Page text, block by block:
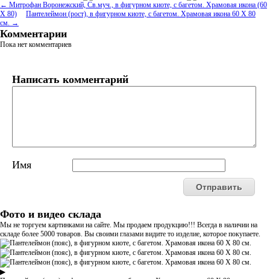
← Митрофан Воронежский, Св.муч., в фигурном киоте, с багетом. Храмовая икона (60
Х 80)
Пантелеймон (рост), в фигурном киоте, с багетом. Храмовая икона 60 Х 80
см. →
Комментарии
Пока нет комментариев
Написать комментарий
Имя
Фото и видео склада
Мы не торгуем картинками на сайте. Мы продаем продукцию!!! Всегда в наличии на
складе более 5000 товаров. Вы своими глазами видите то изделие, которое покупаете.
▶